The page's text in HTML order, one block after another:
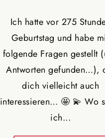
Ich hatte vor 275
Geburtstag und habe
folgende Fragen gestellt
Antworten gefunden…),
dich vielleicht auch
interessieren… 🤩 💫 Wo
ich...